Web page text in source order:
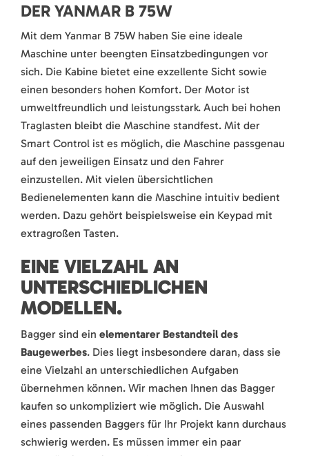
DER YANMAR B 75W
Mit dem Yanmar B 75W haben Sie eine ideale
Maschine unter beengten Einsatzbedingungen vor
sich. Die Kabine bietet eine exzellente Sicht sowie
einen besonders hohen Komfort. Der Motor ist
umweltfreundlich und leistungsstark. Auch bei hohen
Traglasten bleibt die Maschine standfest. Mit der
Smart Control ist es möglich, die Maschine passgenau
auf den jeweiligen Einsatz und den Fahrer
einzustellen. Mit vielen übersichtlichen
Bedienelementen kann die Maschine intuitiv bedient
werden. Dazu gehört beispielsweise ein Keypad mit
extragroßen Tasten.
EINE VIELZAHL AN
UNTERSCHIEDLICHEN
MODELLEN.
Bagger sind ein elementarer Bestandteil des
Baugewerbes. Dies liegt insbesondere daran, dass sie
eine Vielzahl an unterschiedlichen Aufgaben
übernehmen können. Wir machen Ihnen das Bagger
kaufen so unkompliziert wie möglich. Die Auswahl
eines passenden Baggers für Ihr Projekt kann durchaus
schwierig werden. Es müssen immer ein paar